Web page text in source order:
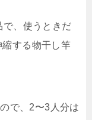
で、使うときだ
する物干し竿
で、2〜3人分は